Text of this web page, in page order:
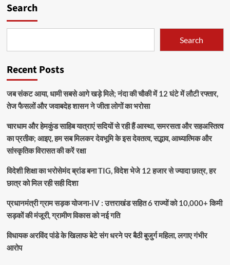
Search
Search
Recent Posts
जब संकट आया, धामी सबसे आगे खड़े मिले; नंदा की चौकी में 12 घंटे में लौटी रफ्तार,
तेज फैसलों और जवाबदेह शासन ने जीता लोगों का भरोसा
चारधाम और हेमकुंड साहिब यात्राएं सदियों से रही हैं आस्था, समरसता और सहअस्तित्व
का प्रतीक; आइए, हम सब मिलकर देवभूमि के इस देवतत्व, सद्भाव, आध्यात्मिक और
सांस्कृतिक विरासत की करें रक्षा
विदेशी शिक्षा का भरोसेमंद ब्रांड बना TIG, विदेश भेजे 12 हजार से ज्यादा छात्र, हर
छात्र को मिल रही सही दिशा
प्रधानमंत्री ग्राम सड़क योजना-IV : उत्तराखंड सहित 6 राज्यों को 10,000+ किमी
सड़कों की मंजूरी, ग्रामीण विकास को नई गति
विधायक अरविंद पांडे के खिलाफ बेटे संग धरने पर बैठी बुजुर्ग महिला, लगाए गंभीर
आरोप